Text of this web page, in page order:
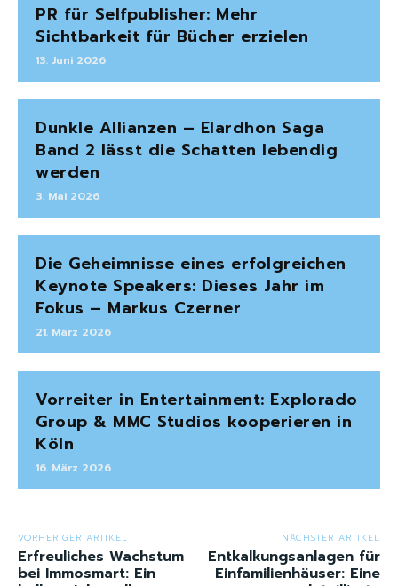
PR für Selfpublisher: Mehr
Sichtbarkeit für Bücher erzielen
13. Juni 2026
Dunkle Allianzen – Elardhon Saga
Band 2 lässt die Schatten lebendig
werden
3. Mai 2026
Die Geheimnisse eines erfolgreichen
Keynote Speakers: Dieses Jahr im
Fokus – Markus Czerner
21. März 2026
Vorreiter in Entertainment: Explorado
Group & MMC Studios kooperieren in
Köln
16. März 2026
VORHERIGER ARTIKEL
Erfreuliches Wachstum
bei Immosmart: Ein
NÄCHSTER ARTIKEL
Entkalkungsanlagen für
Einfamilienhäuser: Eine